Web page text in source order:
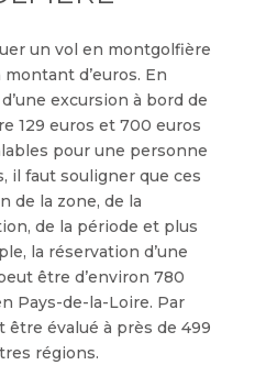
un vol en montgolfière
d’euros. En
excursion à bord de
129 euros et 700 euros
pour une personne
il faut souligner que ces
de la zone, de la
de la période et plus
la réservation d’une
être d’environ 780
Pays-de-la-Loire. Par
être évalué à près de 499
régions.